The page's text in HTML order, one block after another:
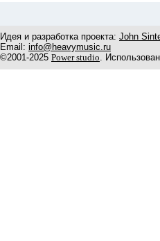
Идея и разработка проекта: John
Email: info@heavymusic.ru
©2001-2025 Power studio.